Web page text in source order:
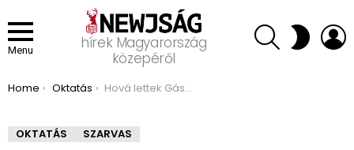
Menu
hírek Magyarország
közepéről
SEARCH SWITCH
SKIN
You are here:
Home Oktatás Hová lettek Gáspár gúnár kincsei? – Márton nap a Gyakorlóóvodában…
OKTATÁS SZARVAS